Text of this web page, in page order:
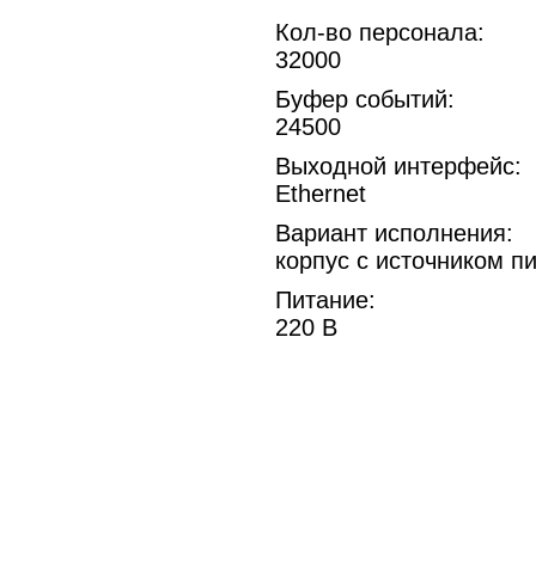
Кол-во персонала:
32000
Буфер событий:
24500
Выходной интерфейс:
Ethernet
Вариант исполнения:
корпус с источником
Питание:
220 В